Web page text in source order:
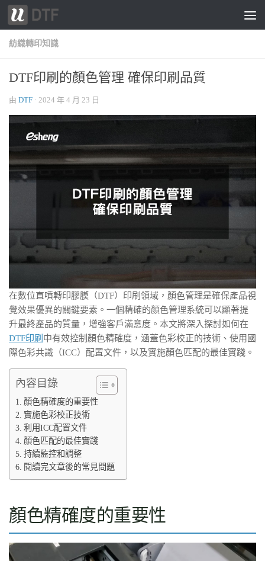
跳轉至內容
紡織轉印知識
DTF印刷的顏色管理 確保印刷品質
由 DTF · 2024 年 4 月 23 日
在數位直噴轉印膠膜（DTF）印刷領域，顏色管理是確保產品視
覺效果優異的關鍵要素。一個精確的顏色管理系統可以顯著提
升最終產品的質量，增強客戶滿意度。本文將深入探討如何在
DTF印刷 中有效控制顏色精確度，涵蓋色彩校正的技術、使用國
際色彩共識（ICC）配置文件，以及實施顏色匹配的最佳實踐。
內容目錄
顏色精確度的重要性
實施色彩校正技術
利用ICC配置文件
顏色匹配的最佳實踐
持續監控和調整
閱讀完文章後的常見問題
顏色精確度的重要性